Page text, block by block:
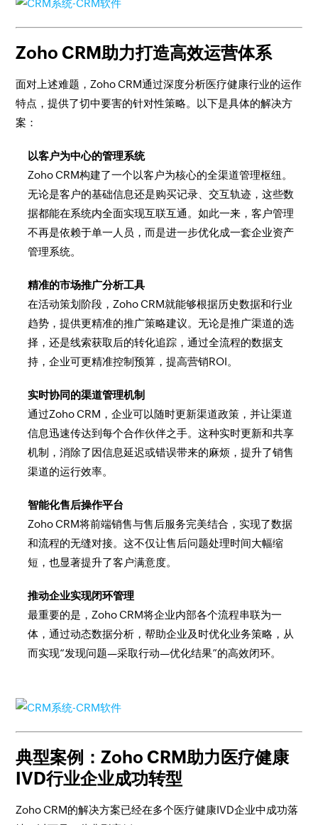
Zoho CRM助力打造高效运营体系
面对上述难题，Zoho CRM通过深度分析医疗健康行业的运作
特点，提供了切中要害的针对性策略。以下是具体的解决方
案：
以客户为中心的管理系统
Zoho CRM构建了一个以客户为核心的全渠道管理枢纽。
无论是客户的基础信息还是购买记录、交互轨迹，这些数
据都能在系统内全面实现互联互通。如此一来，客户管理
不再是依赖于单一人员，而是进一步优化成一套企业资产
管理系统。
精准的市场推广分析工具
在活动策划阶段，Zoho CRM就能够根据历史数据和行业
趋势，提供更精准的推广策略建议。无论是推广渠道的选
择，还是线索获取后的转化追踪，通过全流程的数据支
持，企业可更精准控制预算，提高营销ROI。
实时协同的渠道管理机制
通过Zoho CRM，企业可以随时更新渠道政策，并让渠道
信息迅速传达到每个合作伙伴之手。这种实时更新和共享
机制，消除了因信息延迟或错误带来的麻烦，提升了销售
渠道的运行效率。
智能化售后操作平台
Zoho CRM将前端销售与售后服务完美结合，实现了数据
和流程的无缝对接。这不仅让售后问题处理时间大幅缩
短，也显著提升了客户满意度。
推动企业实现闭环管理
最重要的是，Zoho CRM将企业内部各个流程串联为一
体，通过动态数据分析，帮助企业及时优化业务策略，从
而实现“发现问题—采取行动—优化结果”的高效闭环。
典型案例：Zoho CRM助力医疗健康
IVD行业企业成功转型
Zoho CRM的解决方案已经在多个医疗健康IVD企业中成功落